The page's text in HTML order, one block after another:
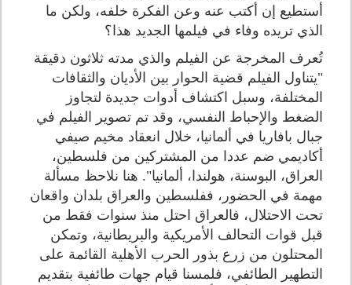
أستطيع إن أكتب عنه وعن الفكرة خلفه، ولكن ما
الذي تريده وفاء في فيلمها الجديد هذا؟
تُعرف المخرجة عن الفيلم والذي مدته ثلاثون دقيقة
"يتناول الفيلم قضية الحوار بين الأديان والثقافات
المختلفة، وسبل اكتشاف أدوات جديدة لتجاوز
الضغط والإحباط النفسي، وقد تم تصوير الفيلم في
جبال بافاريا في ألمانيا، خلال انعقاد مخيم صيفي
أكاديمي ضم عددا من المشتركين من فلسطين،
العراق، البوسنة، هولندا، ألمانيا". هنا نلاحظ مسألة
مهمة في الحضور، ففلسطين والعراق بلدان واقعان
تحت الاحتلال، فالعراق احتل منذ سنوات فقط من
قبل قوات التحالف الأمريكية والبريطانية، وتمكن
المحتلون من زرع بذور الحرب الأهلية القائمة على
التطهير الطائفي، فلمسنا قيام جهات طائفية بتقديم